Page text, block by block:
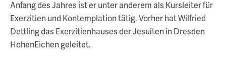
Anfang des Jahres ist er unter anderem als Kursleiter für
Exerzitien und Kontemplation tätig. Vorher hat Wilfried
Dettling das Exerzitienhauses der Jesuiten in Dresden
HohenEichen geleitet.